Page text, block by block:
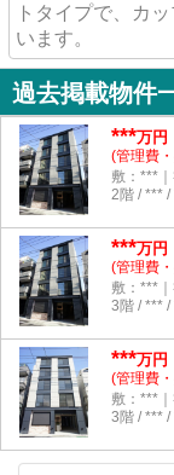
トタイプで、カ
います。
過去掲載物件
***万円
(管理費
敷：***
2階 / *** /
***万円
(管理費
敷：***
3階 / *** /
***万円
(管理費
敷：***
3階 / *** /